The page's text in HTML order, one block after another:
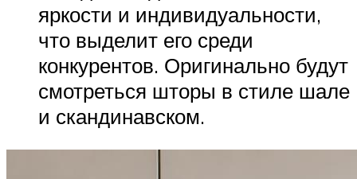
яркости и индивидуальности,
что выделит его среди
конкурентов. Оригинально будут
смотреться шторы в стиле шале
и скандинавском.